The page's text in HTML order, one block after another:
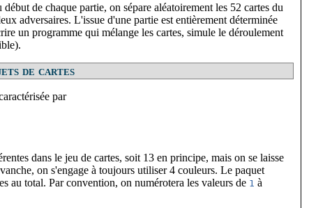
de chaque partie, on sépare aléatoirement les 52 cartes du
adversaires. L'issue d'une partie est entièrement déterminée
un programme qui mélange les cartes, simule le déroulement
de cartes
par
dans le jeu de cartes, soit 13 en principe, mais on se laisse
on s'engage à toujours utiliser 4 couleurs. Le paquet
au total. Par convention, on numérotera les valeurs de 1 à